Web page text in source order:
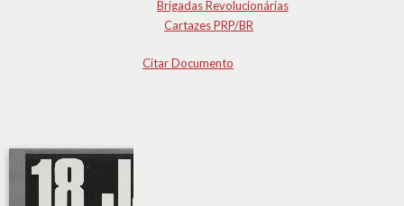
Brigadas Revolucionárias
Cartazes PRP/BR
Citar Documento